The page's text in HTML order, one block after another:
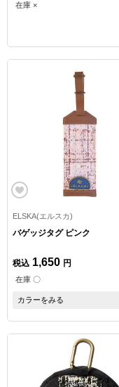
在庫 ×
ELSKA(エルスカ)
バゲッジタグ ピンク
税込 1,650 円
在庫 〇
カラーをみる